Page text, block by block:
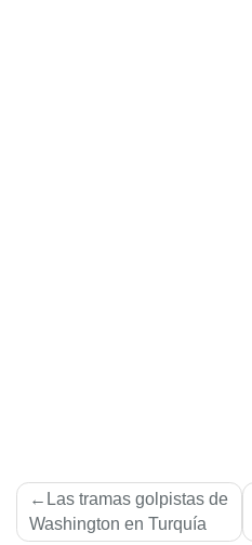
Navegación
de
Las tramas golpistas de
Washington en Turquí­a